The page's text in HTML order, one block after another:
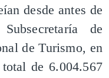
desde antes de
de
de Turismo, en
de 6.004.567